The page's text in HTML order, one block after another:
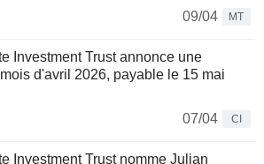
09/04
MT
Investment Trust annonce une
d'avril 2026, payable le 15 mai
07/04
CI
Investment Trust nomme Julian